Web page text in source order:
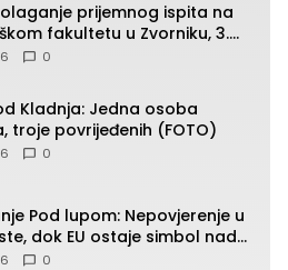
prijemnog ispita na
fakultetu u Zvorniku, 3.
u 9.00 časova
0
Kladnja: Jedna osoba
troje povrijeđenih (FOTO)
0
Pod lupom: Nepovjerenje u
dok EU ostaje simbol nade
0